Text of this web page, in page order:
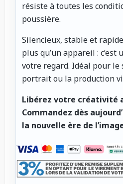
résiste à toutes les
poussière.
Silencieux, stable et
plus qu’un appareil :
votre regard. Idéal pour
portrait ou la production
Libérez votre créativité
Commandez dès
la nouvelle ère de